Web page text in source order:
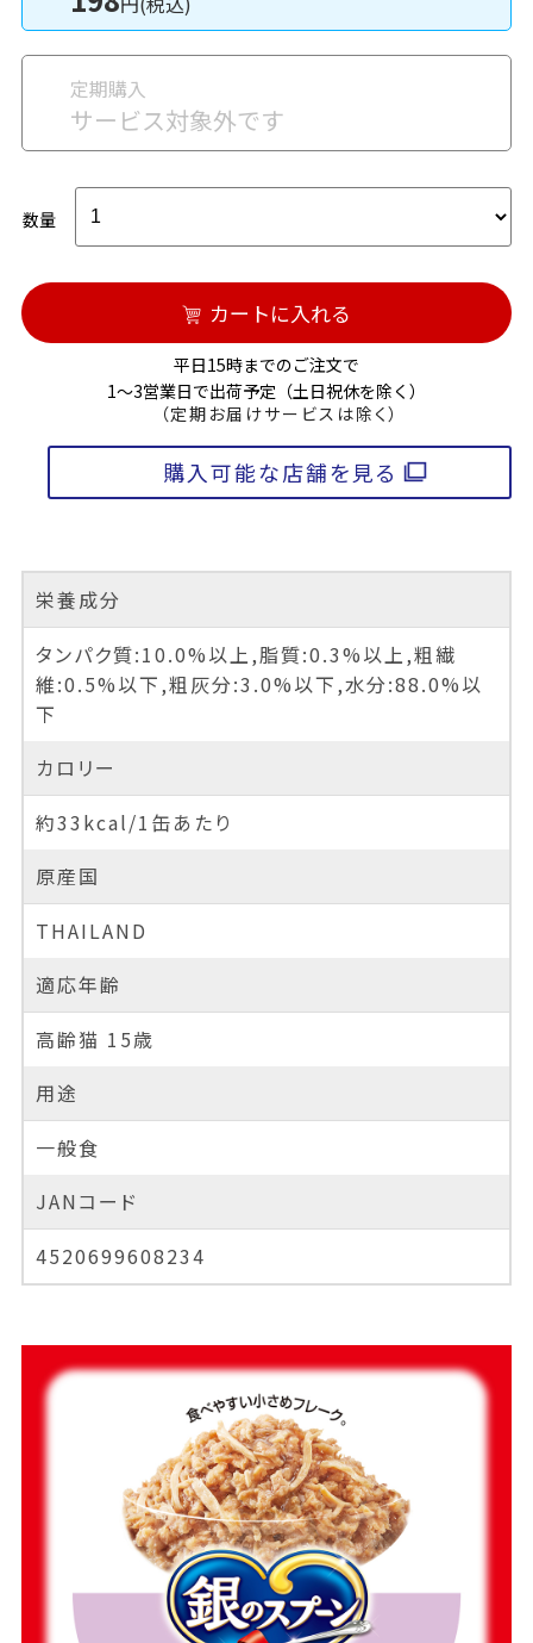
定期購入
サービス対象外です
数量
カートに入れる
平日15時までのご注文で
1～3営業日で出荷予定（土日祝休を除く）
（定期お届けサービスは除く）
購入可能な店舗を見る
栄養成分
タンパク質:10.0%以上,脂質:0.3%以上,粗繊
維:0.5%以下,粗灰分:3.0%以下,水分:88.0%以
下
カロリー
約33kcal/1缶あたり
原産国
THAILAND
適応年齢
高齢猫 15歳
用途
一般食
JANコード
4520699608234